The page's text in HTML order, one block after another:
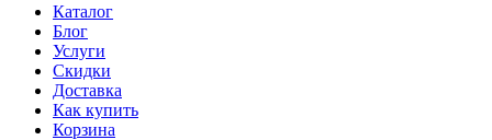
Каталог
Блог
Услуги
Скидки
Доставка
Как купить
Корзина